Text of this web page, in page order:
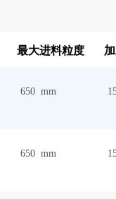
最大进料粒度
650 mm
650 mm